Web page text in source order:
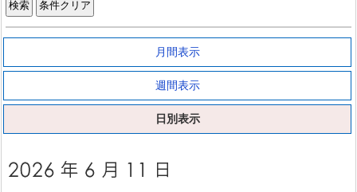
月間表示
週間表示
日別表示